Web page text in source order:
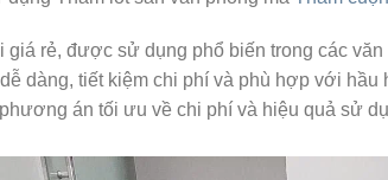
rẻ, được sử dụng phổ biến trong các
dàng, tiết kiệm chi phí và phù hợp với hầu
án tối ưu về chi phí và hiệu quả sử